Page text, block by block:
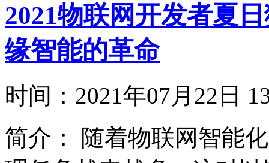
2021物联网开发者夏
缘智能的革命
时间： 2021年07月22
简介：
随着物联网智能